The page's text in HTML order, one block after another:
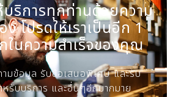
บริการทุกท่านด้วยความ
ง โปรดให้เราเป็นอีก 1
ในความสำเร็จของคุณ
มข้อมูล รับข้อเสนอพิเศษ และรับ
รับบริการ และอื่นๆอีกมากมาย